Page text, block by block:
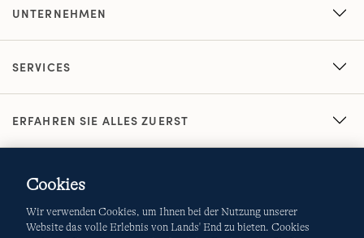
UNTERNEHMEN
SERVICES
ERFAHREN SIE ALLES ZUERST
Cookies
Wir verwenden Cookies, um Ihnen bei der Nutzung unserer
Website das volle Erlebnis von Lands' End zu bieten. Cookies